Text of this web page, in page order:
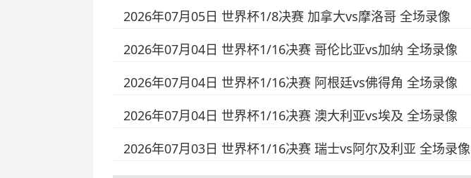
2026年07月05日 世界杯1/8决赛 加拿大vs摩洛哥 全场录像
2026年07月04日 世界杯1/16决赛 哥伦比亚vs加纳 全场录像
2026年07月04日 世界杯1/16决赛 阿根廷vs佛得角 全场录像
2026年07月04日 世界杯1/16决赛 澳大利亚vs埃及 全场录像
2026年07月03日 世界杯1/16决赛 瑞士vs阿尔及利亚 全场录像